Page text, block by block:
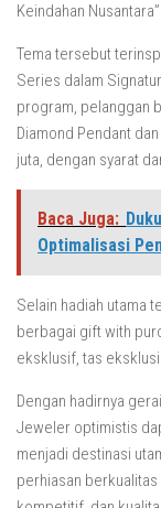
Keindahan Nusantara”.
Tema tersebut
Series dalam
program, pelanggan
Diamond Pendant
juta, dengan syarat
Baca Juga:
Optimalisasi
Selain hadiah utama
berbagai gift with
eksklusif, tas
Dengan hadirnya
Jeweler optimistis
menjadi destinasi
perhiasan